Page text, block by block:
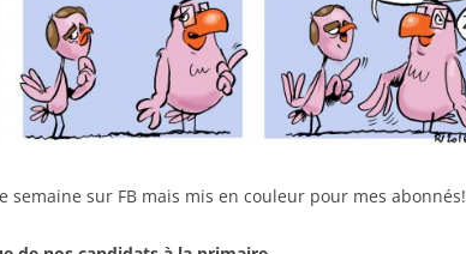
semaine sur FB mais mis en couleur pour mes abonnés!